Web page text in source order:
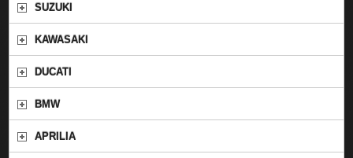
SUZUKI
KAWASAKI
DUCATI
BMW
APRILIA